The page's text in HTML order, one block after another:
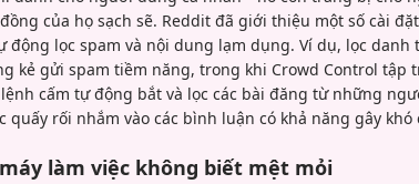
của họ sạch sẽ. Reddit đã giới thiệu một số cài
động lọc spam và nội dung lạm dụng. Ví dụ, lọc
kẻ gửi spam tiềm năng, trong khi Crowd Control tập
cấm tự động bắt và lọc các bài đăng từ những
quấy rối nhắm vào các bình luận có khả năng gây khó
làm việc không biết mệt mỏi